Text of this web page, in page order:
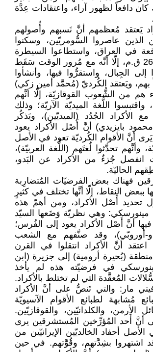
دافعاً لظهور آراء، واعتقادات عِدَّة
يَعتقد مُعظمهم أنَّ نَسبهم وأُصولهم
الذين عاصروا السُّومريّين، وسكنوا
في العراق، واستطاعوا السيطرة
عليها في عام 2649 ق.م، إلّا أنَّه مع مُرور الوقت سَقَط
الجِبال، واستقرُّوا فيها، وأنشأوا
بهم، ويَعتقد الكُرديّ (مُحمَّد أمين زكي)
هم من الشُّعوب القوقازيّة، إلّا أنَّهم
واقتبسوا اللُّغة الميديّة الآريّة؛ وذلك
الأكراد الجُدُد (الميديّين)، ويَذكُر
بايزيدي) أنَّ أَصْل الأكراد يعود
أنَّ الأقوام الكُرديّة تعود في الأصل
وأنَّهم تحدَّثوا لُغتَهم (اللُّغة العربيّة)،
انفصل جُزءٌ من الأكراد عن البَدو،
الحاليّة.
فهناك بعض الفرضيّات المُتضارِبة
ببعض النقاط، إلّا أنَّها تختلف في كثيرٍ
تحديد أَصْل الأكراد، ومن أهمّ هذه
مينورسكي: وهي نظريّة وَضَعها السيّد
أنَّ أَصْل الأكراد يعود إلى الفُرس؛
أوروبّي)، وقد صنَّفهم مع الشعب
اعتقد أنَّ الأكراد انتقلوا في القرن
(بُحيرة أرومية) إلى جزيرة (ابن
في فرضيّته هذه لم يأخذ
المُعقَّدة التي لم تختلط بالأكراد.
مار: والتي تَنصُّ على أنَّ الأكراد
مُشابهة لطبائع الأقوام الآسيويّة
الأرمن، والكلدانيّين، والقوقازيّين.
أنَّ أَحد المُؤرِّخين المُستشرقين يرى
أحفاد الخالديّين الإيرانيّين من
اشتهروا بشِدَّتهم، وقُوَّتهم. في حين